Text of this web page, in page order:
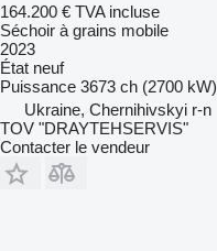
164.200 € TVA incluse
Séchoir à grains mobile
2023
État neuf
Puissance 3673 ch (2700 kW)
Ukraine, Chernihivskyi r-n
TOV "DRAYTEHSERVIS"
Contacter le vendeur